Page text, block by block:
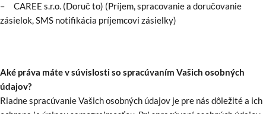
– CAREE s.r.o. (Doruč to) (Príjem, spracovanie a doručovanie
zásielok, SMS notifikácia príjemcovi zásielky)
Aké práva máte v súvislosti so spracúvaním Vašich osobných
údajov?
Riadne spracúvanie Vašich osobných údajov je pre nás dôležité a ich